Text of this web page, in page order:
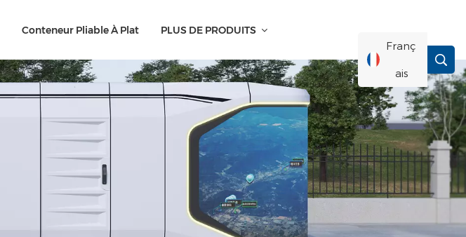
Conteneur Pliable À Plat PLUS DE PRODUITS
Franç
Ais
English
Français